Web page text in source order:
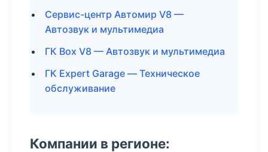
Сервис-центр Автомир V8 —
Автозвук и мультимедиа
ГК Box V8 — Автозвук и мультимедиа
ГК Expert Garage — Техническое
обслуживание
Компании в регионе: